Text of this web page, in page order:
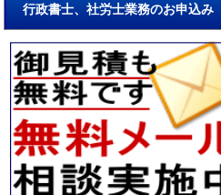
行政書士、社労士業務のお申込み